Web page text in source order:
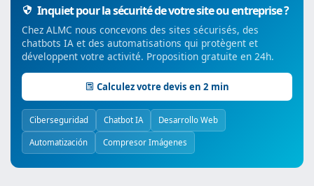
Inquiet pour la sécurité de votre site ou entreprise ?
Chez ALMC nous concevons des sites sécurisés, des
chatbots IA et des automatisations qui protègent et
développent votre activité. Proposition gratuite en 24h.
Calculez votre devis en 2 min
Ciberseguridad Chatbot IA Desarrollo Web
Automatización Compresor Imágenes